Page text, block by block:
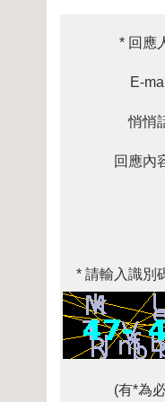
* 回應
E-
悄悄
回應內
* 請輸入識別
(有*為